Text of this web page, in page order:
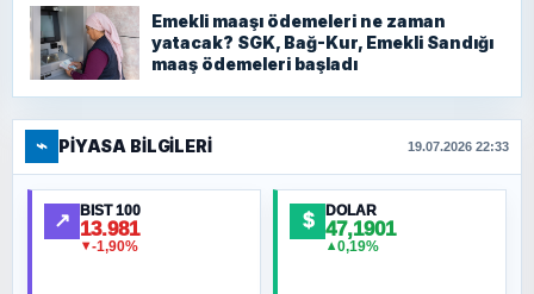
Emekli maaşı ödemeleri ne zaman
yatacak? SGK, Bağ-Kur, Emekli Sandığı
maaş ödemeleri başladı
⌁ PIYASA BILGILERI 19.07.2026 22:33
↗ BIST 100
13.981
▼-1,90%
$ DOLAR
47,1901
▲0,19%